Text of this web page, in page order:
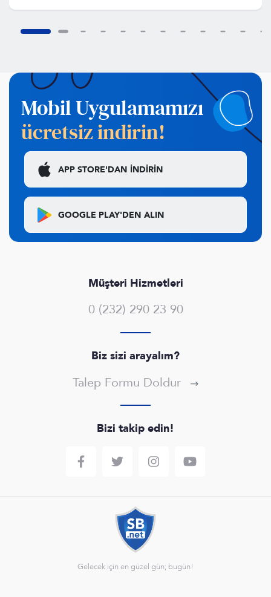
Mobil Uygulamamızı
ücretsiz indirin!
APP STORE'DAN İNDİRİN
GOOGLE PLAY'DEN ALIN
Müşteri Hizmetleri
0 (232) 290 23 90
Biz sizi arayalım?
Talep Formu Doldur
Bizi takip edin!
Gelecek için en güzel gün; bugün!